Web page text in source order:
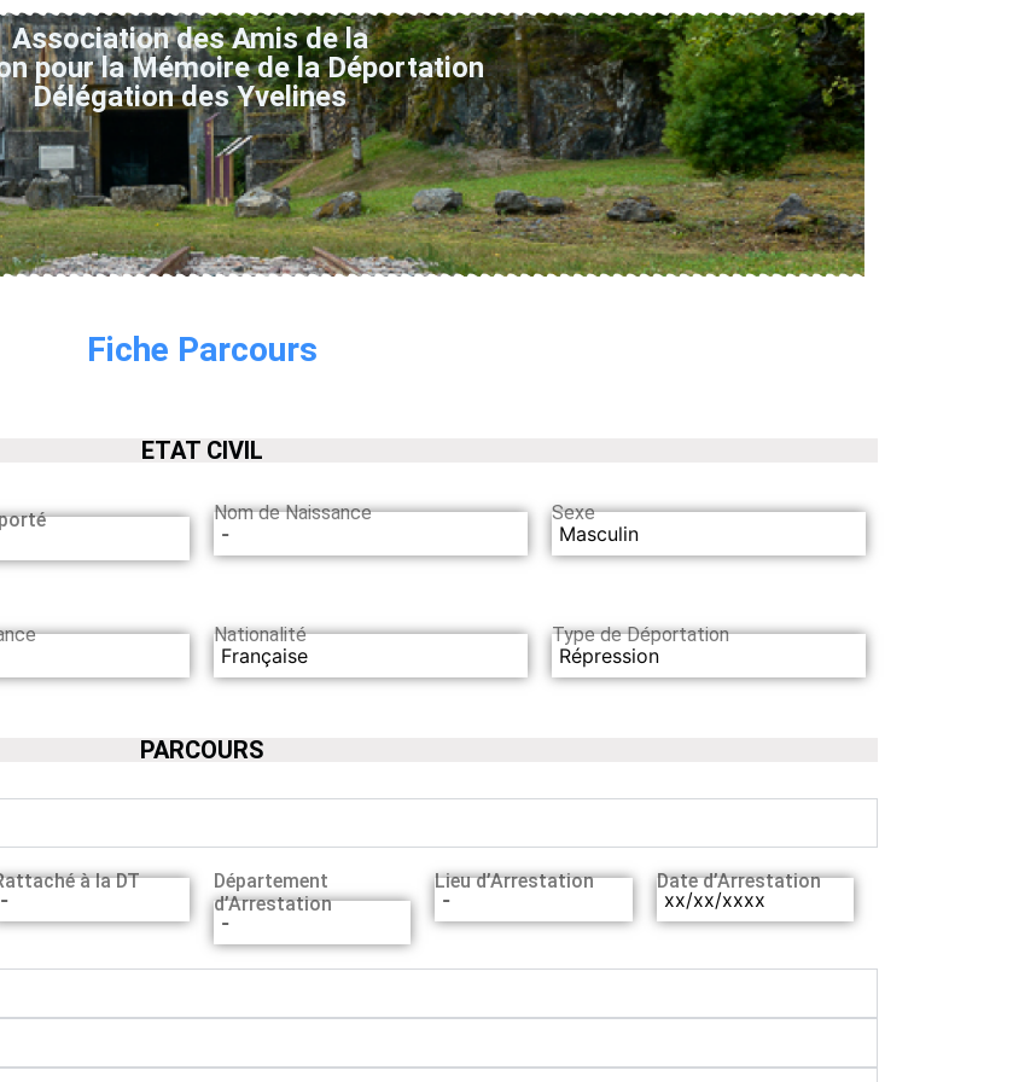
Association des Amis de la
pour la Mémoire de la Déportation
Délégation des Yvelines
Fiche Parcours
ETAT CIVIL
Nom de Naissance
-
Sexe
Masculin
Nationalité
Française
Type de Déportation
Répression
PARCOURS
à la DT
-
Département
d’Arrestation
-
Lieu d’Arrestation
-
Date d’Arrestation
xx/xx/xxxx